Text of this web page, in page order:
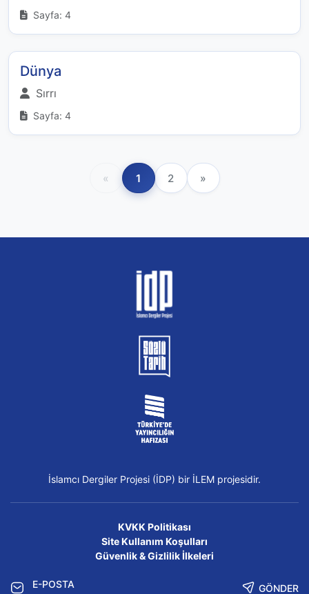
Sayfa: 4
Dünya
Sırrı
Sayfa: 4
« 1 2 »
İslamcı Dergiler Projesi (İDP) bir İLEM projesidir.
KVKK Politikası
Site Kullanım Koşulları
Güvenlik & Gizlilik İlkeleri
GÖNDER